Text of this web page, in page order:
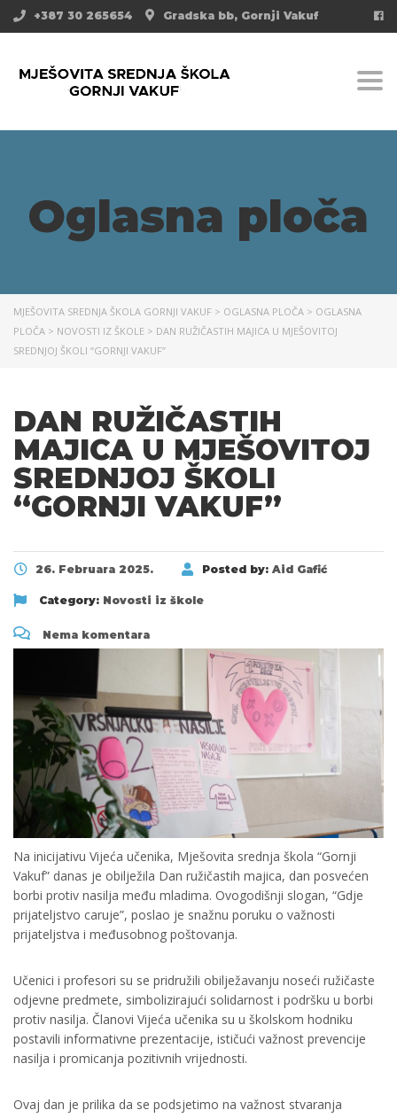
Gradska bb, Gornji Vakuf
+387 30 265654
Oglasna ploča
MJEŠOVITA SREDNJA ŠKOLA GORNJI VAKUF > OGLASNA PLOČA > OGLASNA
PLOČA > NOVOSTI IZ ŠKOLE > DAN RUŽIČASTIH MAJICA U MJEŠOVITOJ
SREDNJOJ ŠKOLI “GORNJI VAKUF”
DAN RUŽIČASTIH
MAJICA U MJEŠOVITOJ
SREDNJOJ ŠKOLI
“GORNJI VAKUF”
26. Februara 2025. Posted by: Aid Gafić
Category: Novosti iz škole
Nema komentara
Na inicijativu Vijeća učenika, Mješovita srednja škola “Gornji
Vakuf” danas je obilježila Dan ružičastih majica, dan posvećen
borbi protiv nasilja među mladima. Ovogodišnji slogan, “Gdje
prijateljstvo caruje”, poslao je snažnu poruku o važnosti
prijateljstva i međusobnog poštovanja.
Učenici i profesori su se pridružili obilježavanju noseći ružičaste
odjevne predmete, simbolizirajući solidarnost i podršku u borbi
protiv nasilja. Članovi Vijeća učenika su u školskom hodniku
postavili informativne prezentacije, ističući važnost prevencije
nasilja i promicanja pozitivnih vrijednosti.
Ovaj dan je prilika da se podsjetimo na važnost stvaranja